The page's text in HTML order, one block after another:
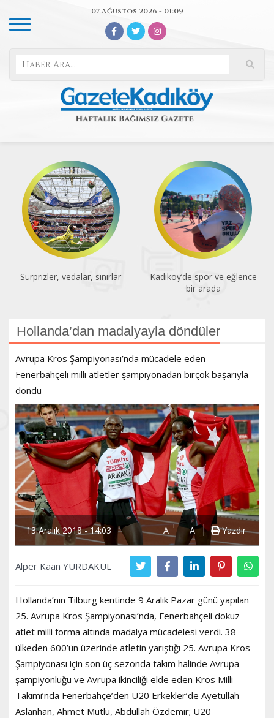
07 Ağustos 2026 - 01:09
Kadıköy’de spor ve eğlence
Acıbadem Yüzme Havuzu
yenilendi
Hollanda’dan madalyayla döndüler
Avrupa Kros Şampiyonası’nda mücadele eden
Fenerbahçeli milli atletler şampiyonadan birçok başarıyla
döndü
13 Aralık 2018 - 14:03 A + A- Yazdır
Alper Kaan YURDAKUL
Hollanda’nın Tilburg kentinde 9 Aralık Pazar günü yapılan
25. Avrupa Kros Şampiyonası’nda, Fenerbahçeli dokuz
atlet milli forma altında madalya mücadelesi verdi. 38
ülkeden 600’ün üzerinde atletin yarıştığı 25. Avrupa Kros
Şampiyonası için son üç sezonda takım halinde Avrupa
şampiyonluğu ve Avrupa ikinciliği elde eden Kros Milli
Takımı’nda Fenerbahçe’den U20 Erkekler’de Ayetullah
Aslanhan, Ahmet Mutlu, Abdullah Özdemir; U20